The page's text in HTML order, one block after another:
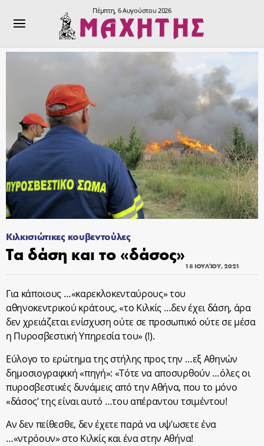
Πέμπτη, 6 Αυγούστου 2026
Κιλκισιώτικες κουβεντούλες
Τα δάση και το «δάσος»
18 ΙΟΥΛΊΟΥ, 2021
Για κάποιους …«καρεκλοκενταύρους» του
αθηνοκεντρικού κράτους, «το Κιλκίς …δεν έχει δάση, άρα
δεν χρειάζεται ενίσχυση ούτε σε προσωπικό ούτε σε μέσα
η Πυροσβεστική Υπηρεσία του» (!).
Εύλογο το ερώτημα της στήλης προς την …εξ Αθηνών
δημοσιογραφική «πηγή»: «Τότε να αποσυρθούν …όλες οι
πυροσβεστικές δυνάμεις από την Αθήνα, που το μόνο
«δάσος’ της είναι αυτό …του απέραντου τσιμέντου!
Αν δεν πείθεσθε, δεν έχετε παρά να υψ’ωσετε ένα
…«ντρόουν» στο Κιλκίς και ένα στην Αθήνα!